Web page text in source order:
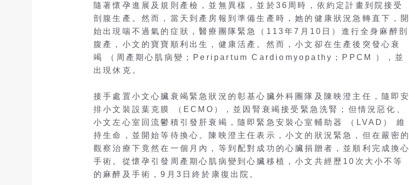
隨著懷孕進展及規則產檢，並無異樣，並於36周時，依約定計畫到院接受
剖腹生產。然而，當天到產房報到準備生產時，她的健康狀況急轉直下，開
始出現喘不過氣的症狀，醫療團隊緊急（113年7月10日）進行全身麻醉剖
腹產，小文的寶寶順利出生，健康活產。然而，小文卻在生產後突發心衰
竭 （周產期心肌病變；Peripartum Cardiomyopathy；PPCM ），並
出現休克。
接手處置小文心臟衰竭緊急狀況的彰基心臟外科團隊及陳映澄主任，隨即安
排小文裝設葉克膜 （ECMO），並因腎衰竭接受緊急洗腎；但情況惡化、
小文左心室回流鬱積引發肝衰竭，隨即緊急安裝心室輔助器 （LVAD） 維
持生命，並開始等待換心。陳映澄主任表示，小文的狀況緊急，但在嚴密的
觀察治療下竟然在一個月內，等到配對成功的心臟捐贈者，並順利完成換心
手術。從懷孕引發周產期心肌病變到心臟移植，小文共經歷10次大小不等
的麻醉及手術，9月3日終於康復出院。